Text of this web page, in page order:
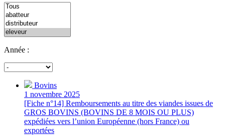
Année :
Bovins
1 novembre 2025
[Fiche n°14] Remboursements au titre des viandes issues de
GROS BOVINS (BOVINS DE 8 MOIS OU PLUS)
expédiées vers l’union Européenne (hors France) ou
exportées